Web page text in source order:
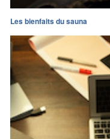
Les bienfaits du sauna